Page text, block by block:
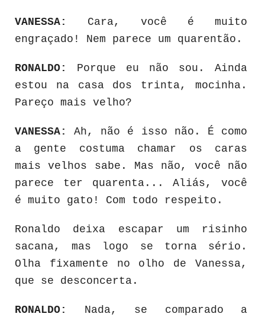
VANESSA: Cara, você é muito
engraçado! Nem parece um quarentão.
RONALDO: Porque eu não sou. Ainda
estou na casa dos trinta, mocinha.
Pareço mais velho?
VANESSA:Ah, não é isso não. É como
a gente costuma chamar os caras
mais velhos sabe. Mas não, você não
parece ter quarenta... Aliás, você
é muito gato! Com todo respeito.
Ronaldo deixa escapar um risinho
sacana, mas logo se torna sério.
Olha fixamente no olho de Vanessa,
que se desconcerta.
RONALDO: Nada, se comparado a